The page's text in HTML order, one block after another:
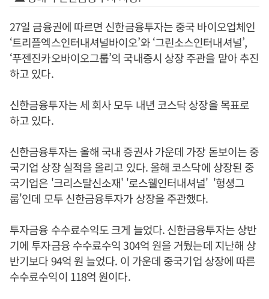
27일 금융권에 따르면 신한금융투자는 중국 바이오업체인
‘트리플엑스인터내셔널바이오’와 ‘그린소스인터내셔널’,
‘푸젠진카오바이오그룹’의 국내증시 상장 주관을 맡아 추진
하고 있다.
신한금융투자는 세 회사 모두 내년 코스닥 상장을 목표로
하고 있다.
신한금융투자는 올해 국내 증권사 가운데 가장 돋보이는 중
국기업 상장 실적을 올리고 있다. 올해 코스닥에 상장된 중
국기업은 '크리스탈신소재' '로스웰인터내셔널' '헝셩그
룹'인데 모두 신한금융투자가 상장을 주관했다.
투자금융 수수료수익도 크게 늘었다. 신한금융투자는 상반
기에 투자금융 수수료수익 304억 원을 거뒀는데 지난해 상
반기보다 94억 원 늘었다. 이 가운데 중국기업 상장에 따른
수수료수익이 118억 원이다.